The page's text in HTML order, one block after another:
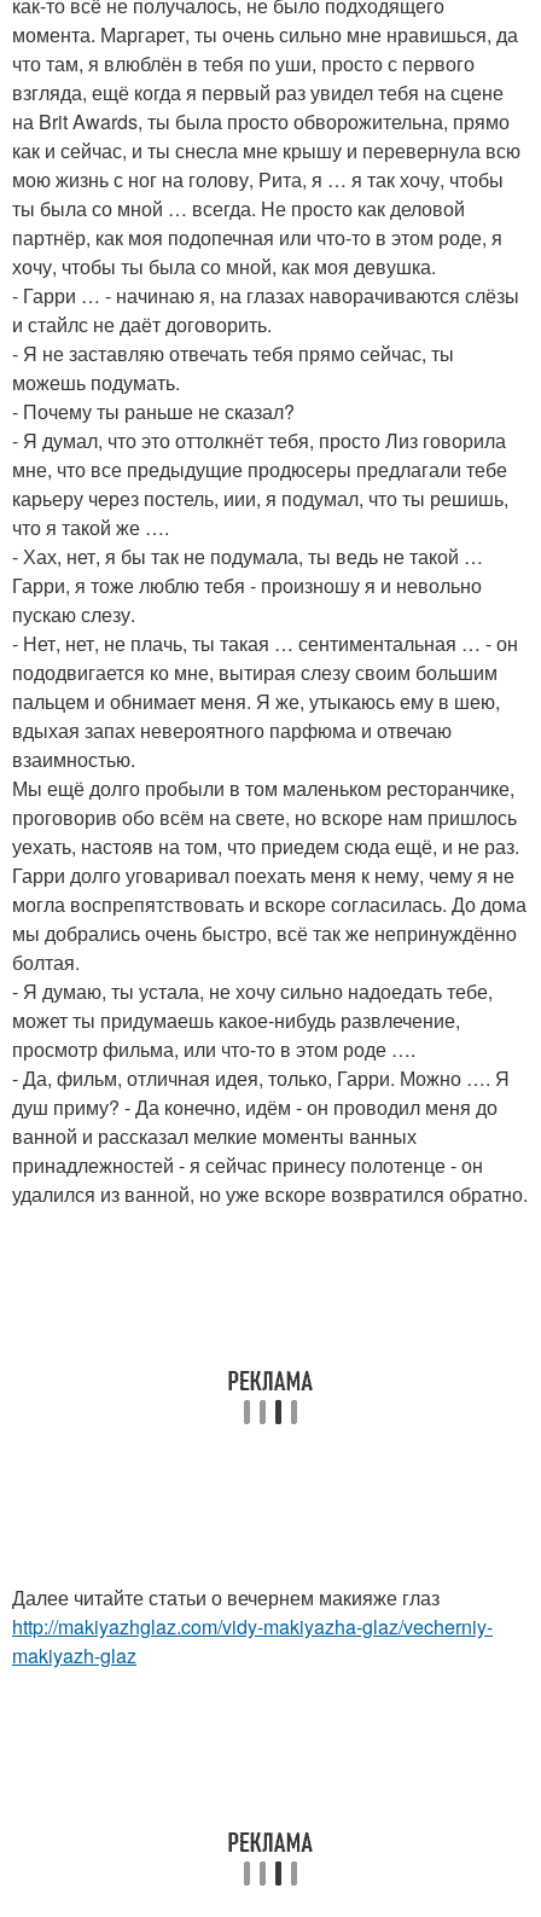
как-то всё не получалось, не было подходящего
момента. Маргарет, ты очень сильно мне нравишься, да
что там, я влюблён в тебя по уши, просто с первого
взгляда, ещё когда я первый раз увидел тебя на сцене
на Brit Awards, ты была просто обворожительна, прямо
как и сейчас, и ты снесла мне крышу и перевернула всю
мою жизнь с ног на голову, Рита, я … я так хочу, чтобы
ты была со мной … всегда. Не просто как деловой
партнёр, как моя подопечная или что-то в этом роде, я
хочу, чтобы ты была со мной, как моя девушка.
- Гарри … - начинаю я, на глазах наворачиваются слёзы
и стайлс не даёт договорить.
- Я не заставляю отвечать тебя прямо сейчас, ты
можешь подумать.
- Почему ты раньше не сказал?
- Я думал, что это оттолкнёт тебя, просто Лиз говорила
мне, что все предыдущие продюсеры предлагали тебе
карьеру через постель, иии, я подумал, что ты решишь,
что я такой же ….
- Хах, нет, я бы так не подумала, ты ведь не такой …
Гарри, я тоже люблю тебя - произношу я и невольно
пускаю слезу.
- Нет, нет, не плачь, ты такая … сентиментальная … - он
пододвигается ко мне, вытирая слезу своим большим
пальцем и обнимает меня. Я же, утыкаюсь ему в шею,
вдыхая запах невероятного парфюма и отвечаю
взаимностью.
Мы ещё долго пробыли в том маленьком ресторанчике,
проговорив обо всём на свете, но вскоре нам пришлось
уехать, настояв на том, что приедем сюда ещё, и не раз.
Гарри долго уговаривал поехать меня к нему, чему я не
могла воспрепятствовать и вскоре согласилась. До дома
мы добрались очень быстро, всё так же непринуждённо
болтая.
- Я думаю, ты устала, не хочу сильно надоедать тебе,
может ты придумаешь какое-нибудь развлечение,
просмотр фильма, или что-то в этом роде ….
- Да, фильм, отличная идея, только, Гарри. Можно …. Я
душ приму? - Да конечно, идём - он проводил меня до
ванной и рассказал мелкие моменты ванных
принадлежностей - я сейчас принесу полотенце - он
удалился из ванной, но уже вскоре возвратился обратно.
Далее читайте статьи о вечернем макияже глаз
http://makiyazhglaz.com/vidy-makiyazha-glaz/vecherniy-
makiyazh-glaz